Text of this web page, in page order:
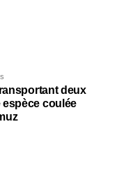
deux
coulée